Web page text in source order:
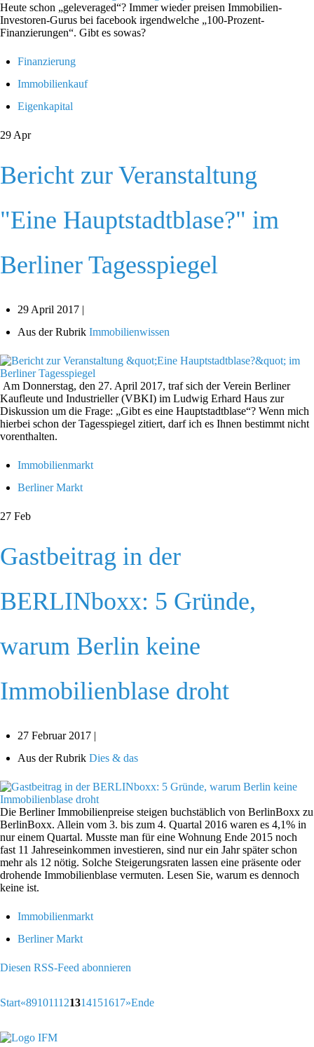
Heute schon „geleveraged“? Immer wieder preisen Immobilien-
Investoren-Gurus bei facebook irgendwelche „100-Prozent-
Finanzierungen“. Gibt es sowas?
Finanzierung
Immobilienkauf
Eigenkapital
29 Apr
Bericht zur Veranstaltung
"Eine Hauptstadtblase?" im
Berliner Tagesspiegel
29 April 2017 |
Aus der Rubrik Immobilienwissen
Am Donnerstag, den 27. April 2017, traf sich der Verein Berliner
Kaufleute und Industrieller (VBKI) im Ludwig Erhard Haus zur
Diskussion um die Frage: „Gibt es eine Hauptstadtblase“? Wenn mich
hierbei schon der Tagesspiegel zitiert, darf ich es Ihnen bestimmt nicht
vorenthalten.
Immobilienmarkt
Berliner Markt
27 Feb
Gastbeitrag in der
BERLINboxx: 5 Gründe,
warum Berlin keine
Immobilienblase droht
27 Februar 2017 |
Aus der Rubrik Dies & das
Die Berliner Immobilienpreise steigen buchstäblich von BerlinBoxx zu
BerlinBoxx. Allein vom 3. bis zum 4. Quartal 2016 waren es 4,1% in
nur einem Quartal. Musste man für eine Wohnung Ende 2015 noch
fast 11 Jahreseinkommen investieren, sind nur ein Jahr später schon
mehr als 12 nötig. Solche Steigerungsraten lassen eine präsente oder
drohende Immobilienblase vermuten. Lesen Sie, warum es dennoch
keine ist.
Immobilienmarkt
Berliner Markt
Diesen RSS-Feed abonnieren
Start«891011121314151617»Ende